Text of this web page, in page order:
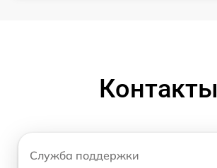
Контакты
Служба поддержки